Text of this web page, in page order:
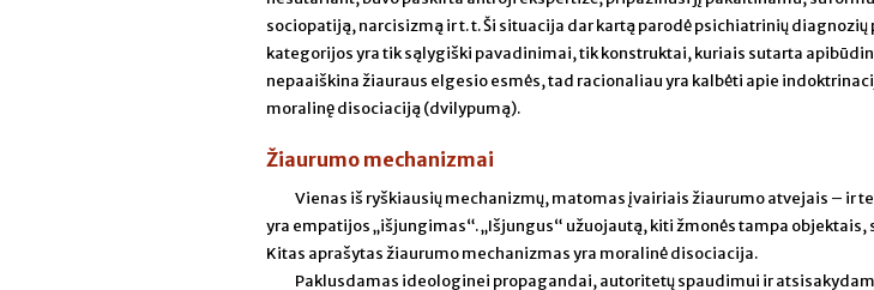
sociopatiją, narcisizmą ir t. t. Ši situacija dar kartą parodė psichiatrinių
kategorijos yra tik sąlygiški pavadinimai, tik konstruktai, kuriais sutarta
nepaaiškina žiauraus elgesio esmės, tad racionaliau yra kalbėti apie
moralinę disociaciją (dvilypumą).
Žiaurumo mechanizmai
Vienas iš ryškiausių mechanizmų, matomas įvairiais žiaurumo atvejais – ir
yra empatijos „išjungimas“. „Išjungus“ užuojautą, kiti žmonės tampa
Kitas aprašytas žiaurumo mechanizmas yra moralinė disociacija.
Paklusdamas ideologinei propagandai, autoritetų spaudimui ir